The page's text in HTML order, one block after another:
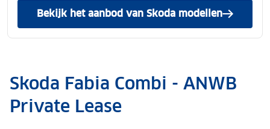
Bekijk het aanbod van Skoda modellen
Skoda Fabia Combi - ANWB
Private Lease